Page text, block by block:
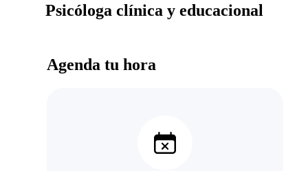
Psicóloga clínica y educacional
Agenda tu hora